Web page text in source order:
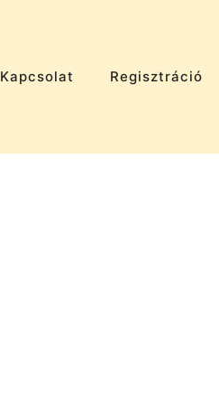
Kapcsolat Regisztráció